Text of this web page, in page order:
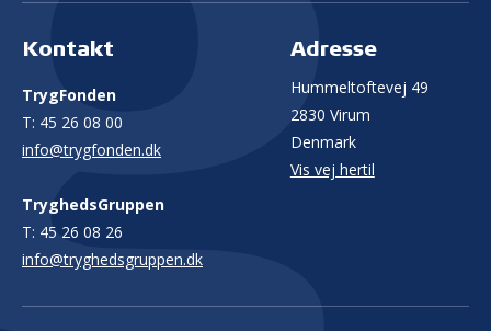
Kontakt
TrygFonden
T: 45 26 08 00
info@trygfonden.dk
TryghedsGruppen
T: 45 26 08 26
info@tryghedsgruppen.dk
Adresse
Hummeltoftevej 49
2830 Virum
Denmark
Vis vej hertil